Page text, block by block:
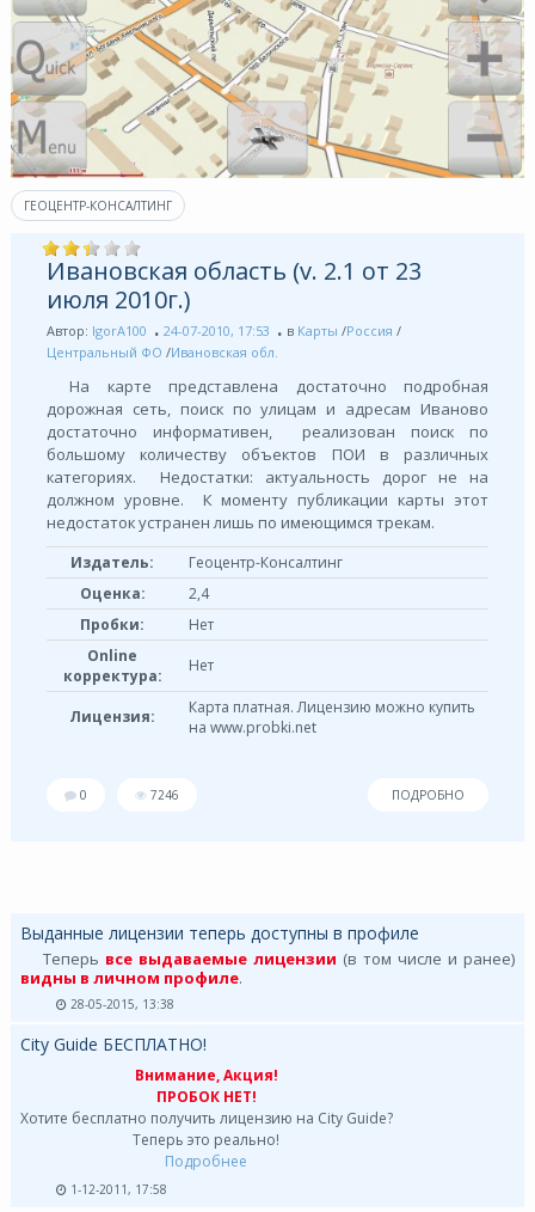
ГЕОЦЕНТР-КОНСАЛТИНГ
Ивановская область (v. 2.1 от 23
июля 2010г.)
Автор: IgorA100 24-07-2010, 17:53 в Карты /Россия /
Центральный ФО /Ивановская обл.
На карте представлена достаточно подробная
дорожная сеть, поиск по улицам и адресам Иваново
достаточно информативен, реализован поиск по
большому количеству объектов ПОИ в различных
категориях. Недостатки: актуальность дорог не на
должном уровне. К моменту публикации карты этот
недостаток устранен лишь по имеющимся трекам.
Издатель:
Геоцентр-Консалтинг
Оценка:
2,4
Пробки:
Нет
Online
корректура:
Нет
Лицензия:
Карта платная. Лицензию можно купить
на www.probki.net
0 7246 ПОДРОБНО
Выданные лицензии теперь доступны в профиле
Теперь все выдаваемые лицензии (в том числе и ранее)
видны в личном профиле.
28-05-2015, 13:38
City Guide БЕСПЛАТНО!
Внимание, Акция!
ПРОБОК НЕТ!
Хотите бесплатно получить лицензию на City Guide?
Теперь это реально!
Подробнее
1-12-2011, 17:58